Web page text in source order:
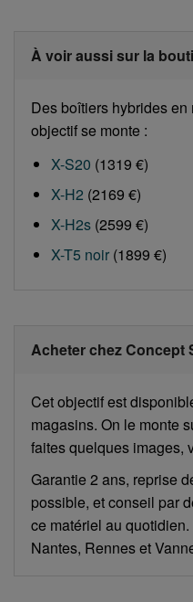
À voir aussi sur la
Des boîtiers hybrides
objectif se monte :
X-S20 (1319 €)
X-H2 (2169 €)
X-H2s (2599 €)
X-T5 noir (1899 €)
Acheter chez Concept
Cet objectif est
magasins. On le monte
faites quelques images,
Garantie 2 ans, reprise
possible, et conseil par
ce matériel au
Nantes, Rennes et